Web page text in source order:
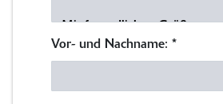
Vor- und Nachname: *